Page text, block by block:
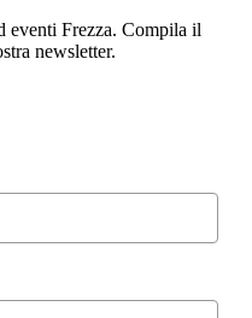
eventi Frezza. Compila il
newsletter.